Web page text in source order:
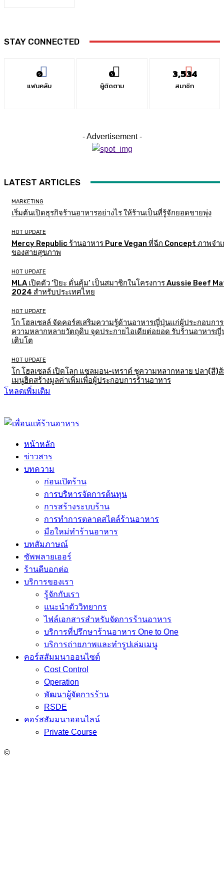
STAY CONNECTED
0
แฟนคลับ
0
ผู้ติดตาม
3,534
สมาชิก
- Advertisement -
LATEST ARTICLES
MARKETING
เริ่มต้นเปิดธุรกิจร้านอาหารอย่างไร ให้ร้านเป็นที่รู้จักยอดขายพุ่ง
HOT UPDATE
Mercy Republic ร้านอาหาร Pure Vegan ที่ฉีก Concept ภาพจำเ
ของสายสุขภาพ
HOT UPDATE
MLA เปิดตัว ‘ปิยะ ดั่นคุ้ม’ เป็นสมาชิกในโครงการ Aussie Beef
2024 สำหรับประเทศไทย
HOT UPDATE
โก โฮลเซลล์ จัดคอร์สเสริมความรู้ด้านอาหารญี่ปุ่นแก่ผู้ประกอบกา
ความหลากหลายวัตถุดิบ จุดประกายไอเดียต่อยอด รับร้านอาหาร
เติบโต
HOT UPDATE
โก โฮลเซลล์ เปิดโลก แซลมอน-เทราต์ ชูความหลากหลาย ปลา(สี)
เมนูฮิตสร้างมูลค่าเพิ่มเพื่อผู้ประกอบการร้านอาหาร
โหลดเพิ่มเติม
หน้าหลัก
ข่าวสาร
บทความ
ก่อนเปิดร้าน
การบริหารจัดการต้นทุน
การสร้างระบบร้าน
การทำการตลาดสไตล์ร้านอาหาร
มือใหม่ทำร้านอาหาร
บทสัมภาษณ์
ซัพพลายเออร์
ร้านดีบอกต่อ
บริการของเรา
รู้จักกับเรา
แนะนำตัววิทยากร
ไฟล์เอกสารสำหรับจัดการร้านอาหาร
บริการที่ปรึกษาร้านอาหาร One to One
บริการถ่ายภาพและทำรูปเล่มเมนู
คอร์สสัมมนาออนไซต์
Cost Control
Operation
พัฒนาผู้จัดการร้าน
RSDE
คอร์สสัมมนาออนไลน์
Private Course
©